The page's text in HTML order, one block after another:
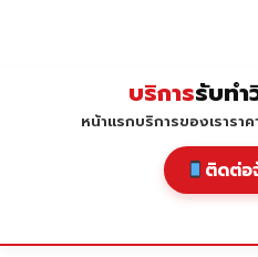
บริการรับทำ
หน้าแรกบริการของเรารา
ติดต่อ